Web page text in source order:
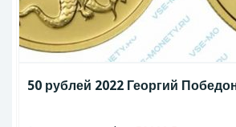
50 рублей 2022 Георгий